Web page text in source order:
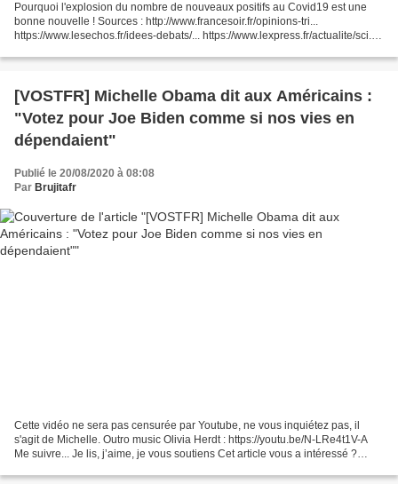
Pourquoi l'explosion du nombre de nouveaux positifs au Covid19 est une
bonne nouvelle ! Sources : http://www.francesoir.fr/opinions-tri...
https://www.lesechos.fr/idees-debats/... https://www.lexpress.fr/actualite/sci...
[VOSTFR] Michelle Obama dit aux Américains :
"Votez pour Joe Biden comme si nos vies en
dépendaient"
Publié le 20/08/2020 à 08:08
Par Brujitafr
Cette vidéo ne sera pas censurée par Youtube, ne vous inquiétez pas, il
s'agit de Michelle. Outro music Olivia Herdt : https://youtu.be/N-LRe4t1V-A
Me suivre... Je lis, j’aime, je vous soutiens Cet article vous a intéressé ?